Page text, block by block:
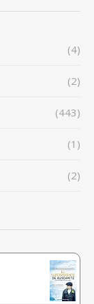
(4)
(2)
(443)
(1)
(2)